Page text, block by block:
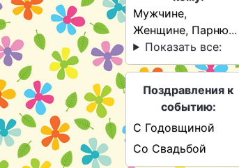
Мужчине,
Женщине, Парню...
Показать все:
Поздравления к
событию:
С Годовщиной
Со Свадьбой